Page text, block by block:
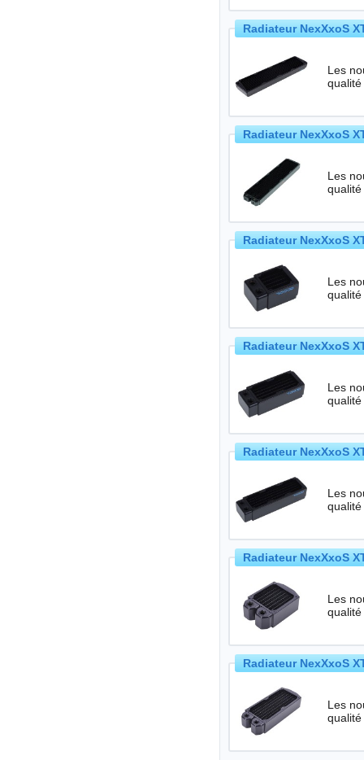
Radiateur NexXxoS
Les
Radiateur NexXxoS
Les
Radiateur NexXxoS
Les
Radiateur NexXxoS
Les
Radiateur NexXxoS
Les
Radiateur NexXxoS
Les
Radiateur NexXxoS
Les